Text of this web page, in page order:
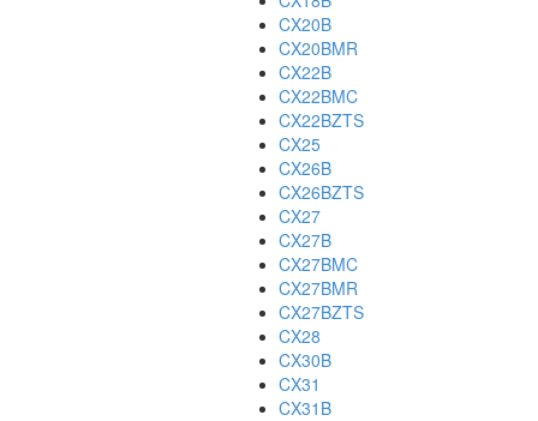
CX20B
CX20BMR
CX22B
CX22BMC
CX22BZTS
CX25
CX26B
CX26BZTS
CX27
CX27B
CX27BMC
CX27BMR
CX27BZTS
CX28
CX30B
CX31
CX31B